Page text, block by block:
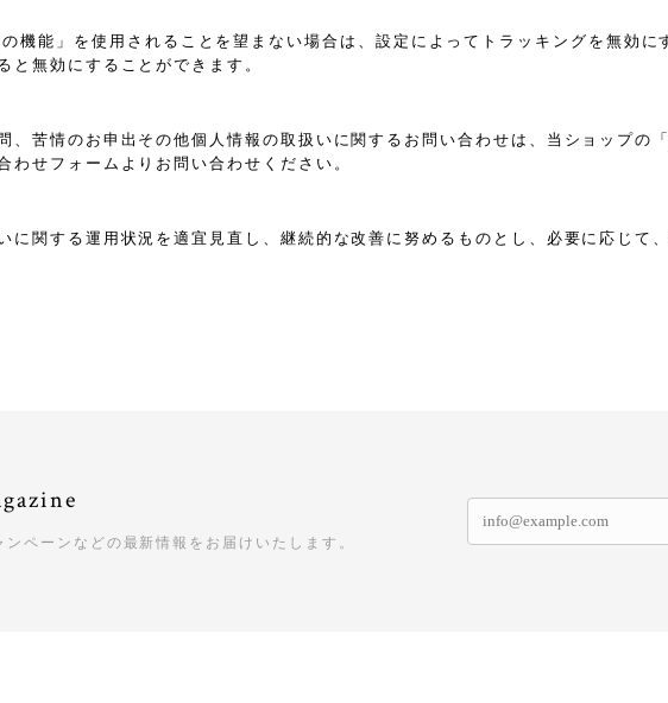
機能」を使用されることを望まない場合は、設定によってトラッキングを無効
と無効にすることができます。
、苦情のお申出その他個人情報の取扱いに関するお問い合わせは、当ショップの
わせフォームよりお問い合わせください。
に関する運用状況を適宜見直し、継続的な改善に努めるものとし、必要に応じて
ンペーンなどの最新情報をお届けいたします。